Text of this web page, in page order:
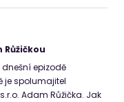
Růžičkou
epizodě
je spolumajitel
Adam Růžička. Jak